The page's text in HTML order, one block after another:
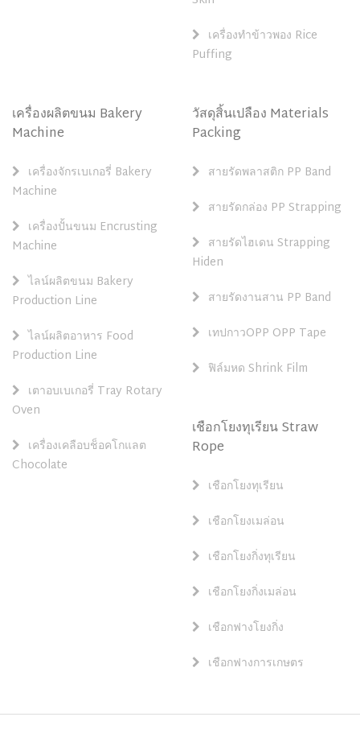
เครื่องทำข้าวพอง Rice
Puffing
เครื่องผลิตขนม Bakery
Machine
เครื่องจักรเบเกอรี่ Bakery
Machine
เครื่องปั้นขนม Encrusting
Machine
ไลน์ผลิตขนม Bakery
Production Line
ไลน์ผลิตอาหาร Food
Production Line
เตาอบเบเกอรี่ Tray Rotary
Oven
เครื่องเคลือบช็อคโกแลต
Chocolate
วัสดุสิ้นเปลือง Materials
Packing
สายรัดพลาสติก PP Band
สายรัดกล่อง PP Strapping
สายรัดไฮเดน Strapping
Hiden
สายรัดงานสาน PP Band
เทปกาวOPP OPP Tape
ฟิล์มหด Shrink Film
เชือกโยงทุเรียน Straw
Rope
เชือกโยงทุเรียน
เชือกโยงเมล่อน
เชือกโยงกิ่งทุเรียน
เชือกโยงกิ่งเมล่อน
เชือกฟางโยงกิ่ง
เชือกฟางการเกษตร